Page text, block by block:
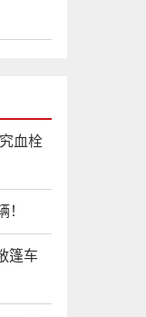
血栓
！
篷车